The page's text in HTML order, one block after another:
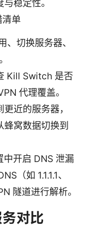
稳定性。
单
、切换服务器、
Kill Switch 是否
代理覆盖。
近的服务器，
窝数据切换到
中开启 DNS 泄漏
（如 1.1.1.1、
隧道进行解析。
对比